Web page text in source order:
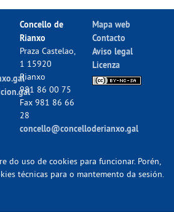
Concello de
Rianxo
Praza Castelao,
1 15920
Rianxo
981 86 00 75
Fax 981 86 66
28
concello@concelloderianxo.gal
Mapa web
Contacto
Aviso legal
Licenza
do uso de cookies para funcionar. Porén,
técnicas para o mantemento da sesión.